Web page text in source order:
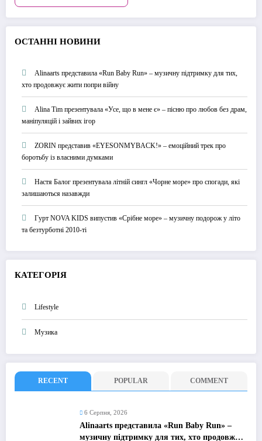
ОСТАННІ НОВИНИ
Alinaarts представила «Run Baby Run» – музичну підтримку для тих,
хто продовжує жити попри війну
Alina Tim презентувала «Усе, що в мене є» – пісню про любов без драм,
маніпуляцій і зайвих ігор
ZORIN представив «EYESONMYBACK!» – емоційний трек про
боротьбу із власними думками
Настя Балог презентувала літній сингл «Чорне море» про спогади, які
залишаються назавжди
Гурт NOVA KIDS випустив «Срібне море» – музичну подорож у літо
та безтурботні 2010-ті
КАТЕГОРІЯ
Lifestyle
Музика
RECENT POPULAR COMMENT
6 Серпня, 2026
Alinaarts представила «Run Baby Run» –
музичну підтримку для тих, хто продовжує